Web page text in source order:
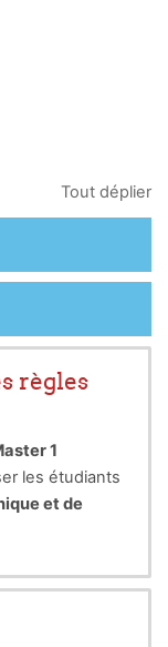
DES
Tout déplier
règles
1
les étudiants
et de
pratiques de